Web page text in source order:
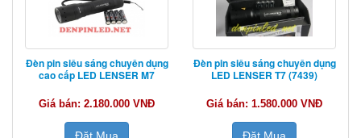
Đèn pin siêu sáng chuyên dụng
cao cấp LED LENSER M7
Giá bán: 2.180.000 VNĐ
Đèn pin siêu sáng chuyên dụng
LED LENSER T7 (7439)
Giá bán: 1.580.000 VNĐ